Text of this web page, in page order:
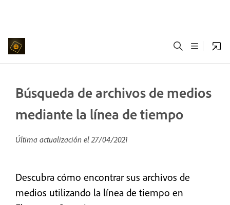
Búsqueda de archivos de medios
mediante la línea de tiempo
Última actualización el27/04/2021
Descubra cómo encontrar sus archivos de
medios utilizando la línea de tiempo en